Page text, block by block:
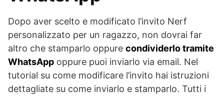
Dopo aver scelto e modificato l’invito Nerf
personalizzato per un ragazzo, non dovrai far
altro che stamparlo oppure condividerlo tramite
WhatsApp oppure puoi inviarlo via email. Nel
tutorial su come modificare l’invito hai istruzioni
dettagliate su come inviarlo e stamparlo. Tutti i